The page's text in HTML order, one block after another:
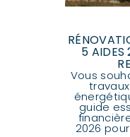
5 AIDES
Vous
guide
2026